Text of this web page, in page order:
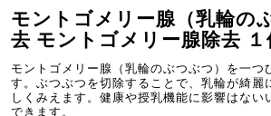
モントゴメリー腺（乳輪の
去 モントゴメリー腺除去 １
モントゴメリー腺（乳輪のぶつぶつ）を一つ
す。ぶつぶつを切除することで、乳輪が綺麗
しくみえます。健康や授乳機能に影響はない
できます。